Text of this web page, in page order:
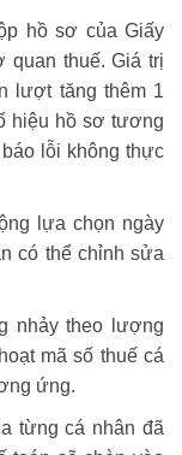
hồ sơ của Giấy
quan thuế. Giá trị
lượt tăng thêm 1
hiệu hồ sơ tương
lỗi không thực
lựa chọn ngày
có thể chỉnh sửa
nhảy theo lượng
mã số thuế cá
ứng.
từng cá nhân đã